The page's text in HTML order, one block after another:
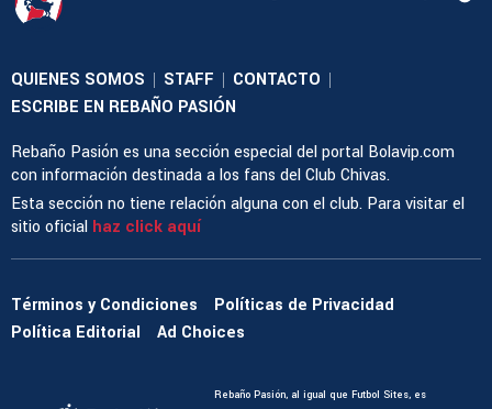
QUIENES SOMOS | STAFF | CONTACTO |
ESCRIBE EN REBAÑO PASIÓN
Rebaño Pasión es una sección especial del portal Bolavip.com
con información destinada a los fans del Club Chivas.
Esta sección no tiene relación alguna con el club. Para visitar el
sitio oficial haz click aquí
Términos y Condiciones
Políticas de Privacidad
Política Editorial
Ad Choices
Rebaño Pasión, al igual que Futbol Sites, es